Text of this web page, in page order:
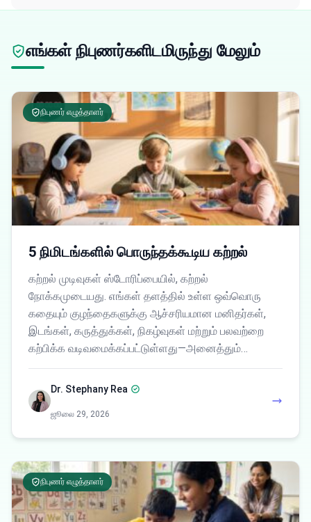
எங்கள் நிபுணர்களிடமிருந்து மேலும்
நிபுணர் எழுத்தாளர்
5 நிமிடங்களில் பொருந்தக்கூடிய கற்றல்
கற்றல் முடிவுகள் ஸ்டோரிப்பையில், கற்றல்
நோக்கமுடையது. எங்கள் தளத்தில் உள்ள ஒவ்வொரு
கதையும் குழந்தைகளுக்கு ஆச்சரியமான மனிதர்கள்,
இடங்கள், கருத்துக்கள், நிகழ்வுகள் மற்றும் பலவற்றை
கற்பிக்க வடிவமைக்கப்பட்டுள்ளது—அனைத்தும்…
Dr. Stephany Rea
ஜூலை 29, 2026
நிபுணர் எழுத்தாளர்